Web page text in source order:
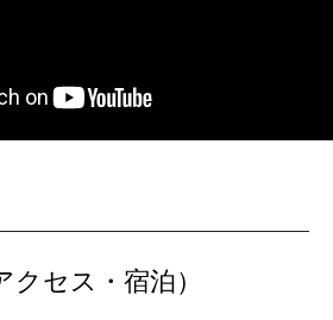
セス・宿泊）